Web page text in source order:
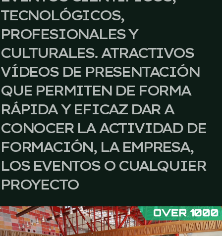
TECNOLÓGICOS,
PROFESIONALES Y
CULTURALES. ATRACTIVOS
VÍDEOS DE PRESENTACIÓN
QUE PERMITEN DE FORMA
RÁPIDA Y EFICAZ DAR A
CONOCER LA ACTIVIDAD DE
FORMACIÓN, LA EMPRESA,
LOS EVENTOS O CUALQUIER
PROYECTO